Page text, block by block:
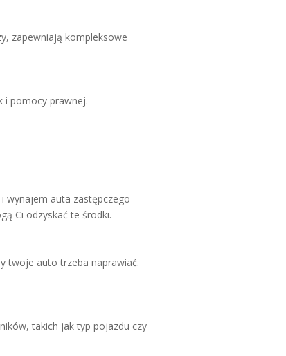
zapewniają kompleksowe
i pomocy prawnej.
wynajem auta zastępczego
Ci odzyskać te środki.
twoje auto trzeba naprawiać.
takich jak typ pojazdu czy